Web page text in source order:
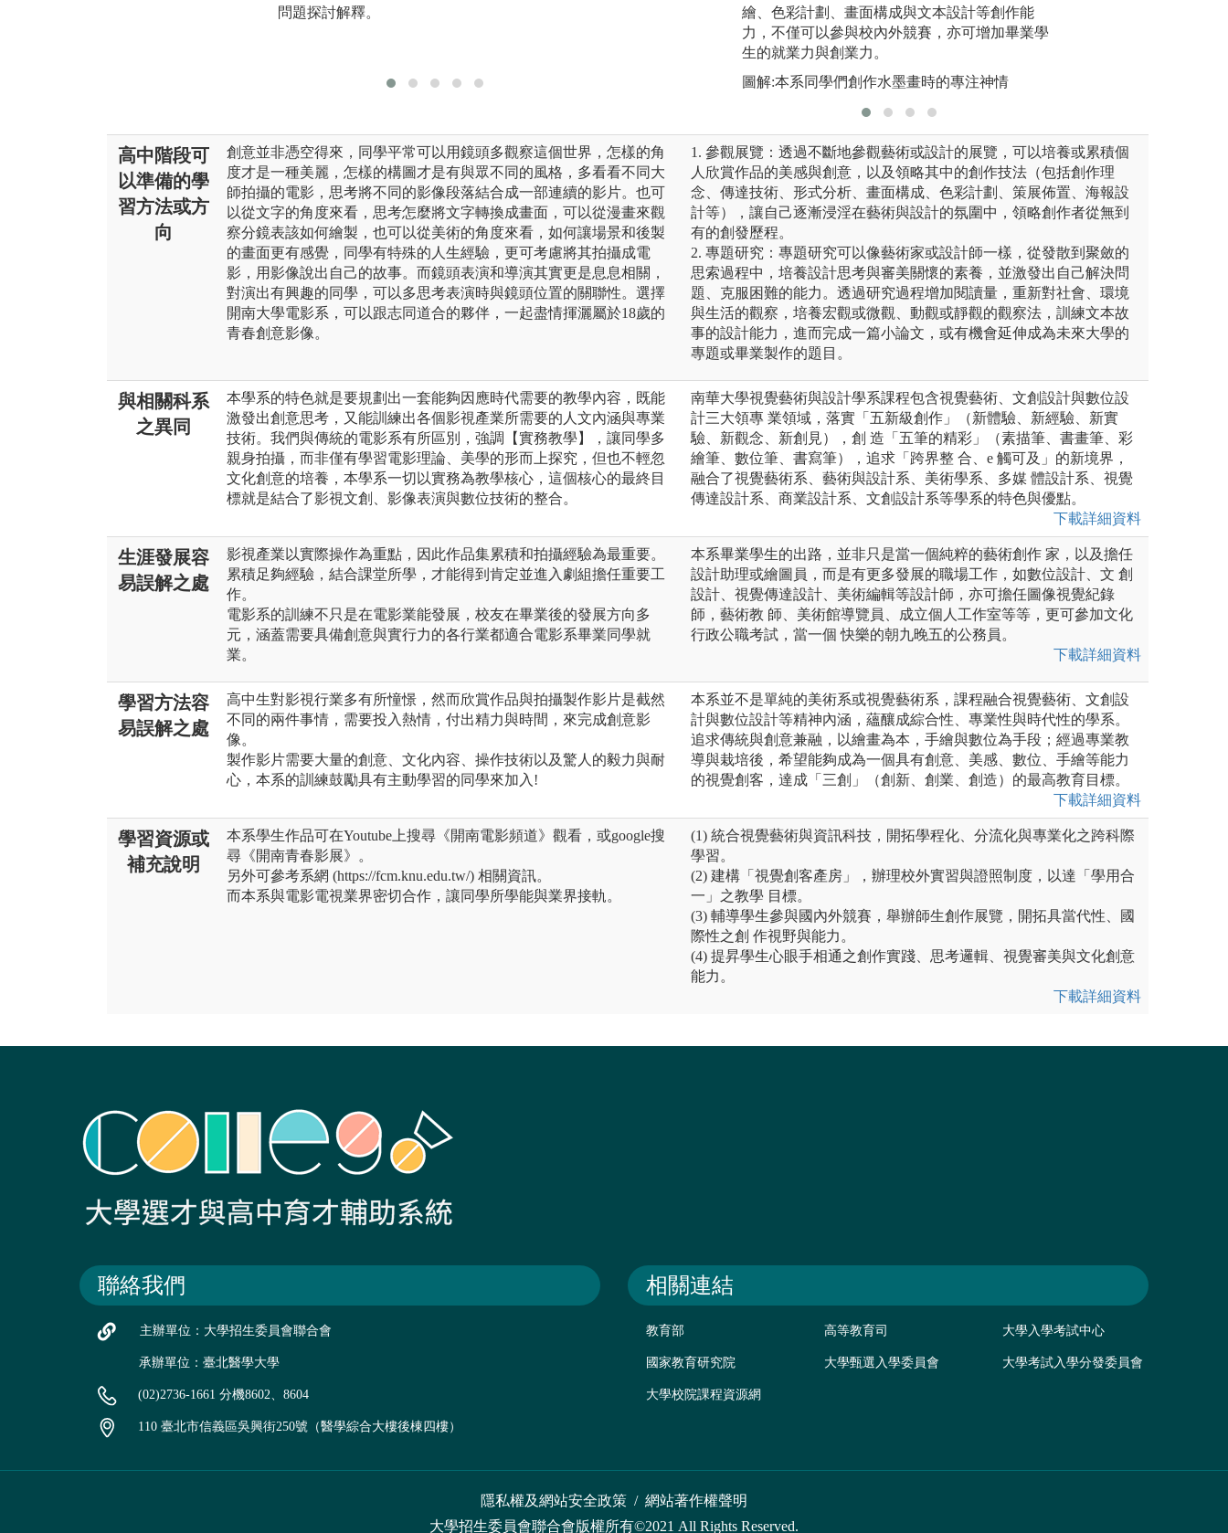
問題探討解釋。
前期規劃、拍攝執行階段、後製剪接等完整呈現
一部作品。本系以電影拍攝為主，並涉獵業界非
常需要的廣告片與MV製作專業。
繪、色彩計劃、畫面構成與文本設計等創作能
力，不僅可以參與校內外競賽，亦可增加畢業學
生的就業力與創業力。
圖解:本系同學們創作水墨畫時的專注神情
高中階段可
以準備的學
習方法或方
向
創意並非憑空得來，同學平常可以用鏡頭多觀察這個世界，怎樣的角
度才是一種美麗，怎樣的構圖才是有與眾不同的風格，多看看不同大
師拍攝的電影，思考將不同的影像段落結合成一部連續的影片。也可
以從文字的角度來看，思考怎麼將文字轉換成畫面，可以從漫畫來觀
察分鏡表該如何繪製，也可以從美術的角度來看，如何讓場景和後製
的畫面更有感覺，同學有特殊的人生經驗，更可考慮將其拍攝成電
影，用影像說出自己的故事。而鏡頭表演和導演其實更是息息相關，
對演出有興趣的同學，可以多思考表演時與鏡頭位置的關聯性。選擇
開南大學電影系，可以跟志同道合的夥伴，一起盡情揮灑屬於18歲的
青春創意影像。
1. 參觀展覽：透過不斷地參觀藝術或設計的展覽，可以培養或累積個
人欣賞作品的美感與創意，以及領略其中的創作技法（包括創作理
念、傳達技術、形式分析、畫面構成、色彩計劃、策展佈置、海報設
計等），讓自己逐漸浸淫在藝術與設計的氛圍中，領略創作者從無到
有的創發歷程。
2. 專題研究：專題研究可以像藝術家或設計師一樣，從發散到聚斂的
思索過程中，培養設計思考與審美關懷的素養，並激發出自己解決問
題、克服困難的能力。透過研究過程增加閱讀量，重新對社會、環境
與生活的觀察，培養宏觀或微觀、動觀或靜觀的觀察法，訓練文本故
事的設計能力，進而完成一篇小論文，或有機會延伸成為未來大學的
專題或畢業製作的題目。
與相關科系
之異同
本學系的特色就是要規劃出一套能夠因應時代需要的教學內容，既能
激發出創意思考，又能訓練出各個影視產業所需要的人文內涵與專業
技術。我們與傳統的電影系有所區別，強調【實務教學】，讓同學多
親身拍攝，而非僅有學習電影理論、美學的形而上探究，但也不輕忽
文化創意的培養，本學系一切以實務為教學核心，這個核心的最終目
標就是結合了影視文創、影像表演與數位技術的整合。​
南華大學視覺藝術與設計學系課程包含視覺藝術、文創設計與數位設
計三大領專 業領域，落實「五新級創作」（新體驗、新經驗、新實
驗、新觀念、新創見），創 造「五筆的精彩」（素描筆、書畫筆、彩
繪筆、數位筆、書寫筆），追求「跨界整 合、e 觸可及」的新境界，
融合了視覺藝術系、藝術與設計系、美術學系、多媒 體設計系、視覺
傳達設計系、商業設計系、文創設計系等學系的特色與優點。
下載詳細資料
生涯發展容
易誤解之處
影視產業以實際操作為重點，因此作品集累積和拍攝經驗為最重要。
累積足夠經驗，結合課堂所學，才能得到肯定並進入劇組擔任重要工
作。
電影系的訓練不只是在電影業能發展，校友在畢業後的發展方向多
元，涵蓋需要具備創意與實行力的各行業都適合電影系畢業同學就
業。
本系畢業學生的出路，並非只是當一個純粹的藝術創作 家，以及擔任
設計助理或繪圖員，而是有更多發展的職場工作，如數位設計、文 創
設計、視覺傳達設計、美術編輯等設計師，亦可擔任圖像視覺紀錄
師，藝術教 師、美術館導覽員、成立個人工作室等等，更可參加文化
行政公職考試，當一個 快樂的朝九晚五的公務員。
下載詳細資料
學習方法容
易誤解之處
高中生對影視行業多有所憧憬，然而欣賞作品與拍攝製作影片是截然
不同的兩件事情，需要投入熱情，付出精力與時間，來完成創意影
像。
製作影片需要大量的創意、文化內容、操作技術以及驚人的毅力與耐
心，本系的訓練鼓勵具有主動學習的同學來加入!
本系並不是單純的美術系或視覺藝術系，課程融合視覺藝術、文創設
計與數位設計等精神內涵，蘊釀成綜合性、專業性與時代性的學系。
追求傳統與創意兼融，以繪畫為本，手繪與數位為手段；經過專業教
導與栽培後，希望能夠成為一個具有創意、美感、數位、手繪等能力
的視覺創客，達成「三創」（創新、創業、創造）的最高教育目標。
下載詳細資料
學習資源或
補充說明
本系學生作品可在Youtube上搜尋《開南電影頻道》觀看，或google搜
尋《開南青春影展》。
另外可參考系網 (https://fcm.knu.edu.tw/) 相關資訊。
而本系與電影電視業界密切合作，讓同學所學能與業界接軌。
(1) 統合視覺藝術與資訊科技，開拓學程化、分流化與專業化之跨科際
學習。
(2) 建構「視覺創客產房」，辦理校外實習與證照制度，以達「學用合
一」之教學 目標。
(3) 輔導學生參與國內外競賽，舉辦師生創作展覽，開拓具當代性、國
際性之創 作視野與能力。
(4) 提昇學生心眼手相通之創作實踐、思考邏輯、視覺審美與文化創意
能力。
下載詳細資料
聯絡我們
主辦單位：大學招生委員會聯合會
承辦單位：臺北醫學大學
(02)2736-1661 分機8602、8604
110 臺北市信義區吳興街250號（醫學綜合大樓後棟四樓）
相關連結
教育部 高等教育司 大學入學考試中心
國家教育研究院 大學甄選入學委員會 大學考試入學分發委員會
大學校院課程資源網
隱私權及網站安全政策 / 網站著作權聲明
大學招生委員會聯合會版權所有©2021 All Rights Reserved.